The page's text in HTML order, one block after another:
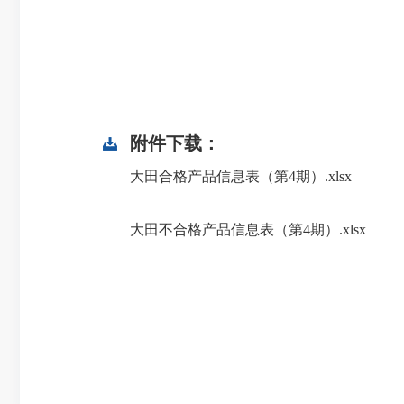
附件下载：
大田合格产品信息表（第4期）.xlsx
大田不合格产品信息表（第4期）.xlsx